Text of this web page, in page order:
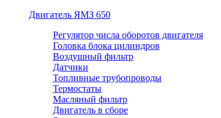
Двигатель ЯМЗ 650
Регулятор числа оборотов двигателя
Головка блока цилиндров
Воздушный фильтр
Датчики
Топливные трубопроводы
Термостаты
Масляный фильтр
Двигатель в сборе